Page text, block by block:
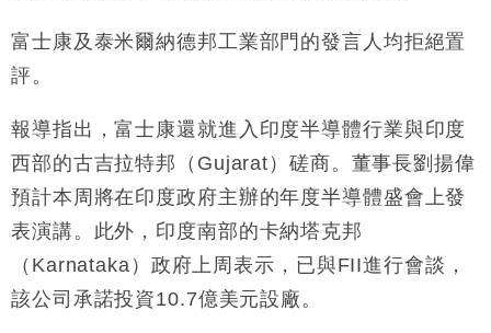
富士康及泰米爾納德邦工業部門的發言人均拒絕置
評。
報導指出，富士康還就進入印度半導體行業與印度
西部的古吉拉特邦（Gujarat）磋商。董事長劉揚偉
預計本周將在印度政府主辦的年度半導體盛會上發
表演講。此外，印度南部的卡納塔克邦
（Karnataka）政府上周表示，已與FII進行會談，
該公司承諾投資10.7億美元設廠。